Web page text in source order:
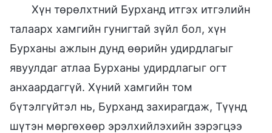
Хүн төрөлхтний Бурханд итгэх итгэлийн
талаарх хамгийн гунигтай зүйл бол, хүн
Бурханы ажлын дунд өөрийн удирдлагыг
явуулдаг атлаа Бурханы удирдлагыг огт
анхаардаггүй. Хүний хамгийн том
бүтэлгүйтэл нь, Бурханд захирагдаж, Түүнд
шүтэн мөргөхөөр эрэлхийлэхийн зэрэгцээ